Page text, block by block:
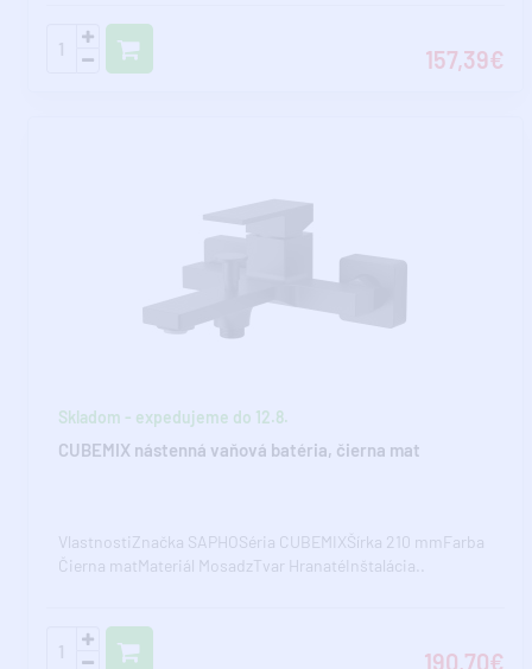
157,39€
Skladom - expedujeme do 12.8.
CUBEMIX nástenná vaňová batéria, čierna mat
VlastnostiZnačka SAPHOSéria CUBEMIXŠírka 210 mmFarba
Čierna matMateriál MosadzTvar HranatéInštalácia..
190,70€